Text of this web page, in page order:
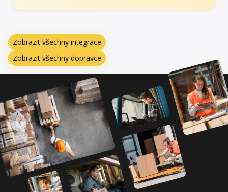
Zobrazit všechny integrace
Zobrazit všechny dopravce